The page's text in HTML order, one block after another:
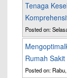
Tenaga
Posted on:
Rumah Sakit
Posted on: